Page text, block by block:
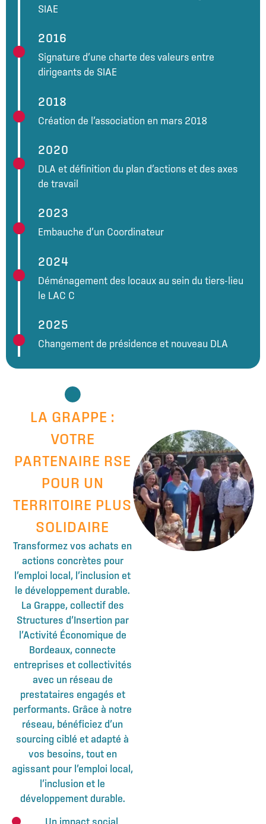
SIAE
Signature d’une charte des valeurs entre
dirigeants de SIAE
2016
2018
Création de l’association en mars 2018
DLA et définition du plan d’actions et des axes
de travail
2020
2023
Embauche d’un Coordinateur
Déménagement des locaux au sein du tiers-lieu
le LAC C
2024
2025
Changement de présidence et nouveau DLA
LA GRAPPE :
VOTRE
PARTENAIRE RSE
POUR UN
TERRITOIRE PLUS
SOLIDAIRE
Transformez vos achats en
actions concrètes pour
l’emploi local, l’inclusion et
le développement durable.
La Grappe, collectif des
Structures d’Insertion par
l’Activité Économique de
Bordeaux, connecte
entreprises et collectivités
avec un réseau de
prestataires engagés et
performants. Grâce à notre
réseau, bénéficiez d’un
sourcing ciblé et adapté à
vos besoins, tout en
agissant pour l’emploi local,
l’inclusion et le
développement durable.
Un impact social